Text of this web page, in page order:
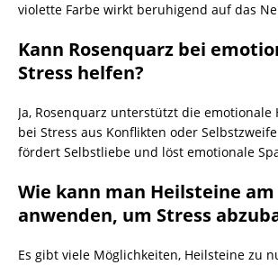
violette Farbe wirkt beruhigend auf das
Kann Rosenquarz bei
Stress helfen?
Ja, Rosenquarz unterstützt die
bei Stress aus Konflikten oder
fördert Selbstliebe und löst emotionale
Wie kann man Heilsteine
anwenden, um Stress
Es gibt viele Möglichkeiten, Heilsteine zu